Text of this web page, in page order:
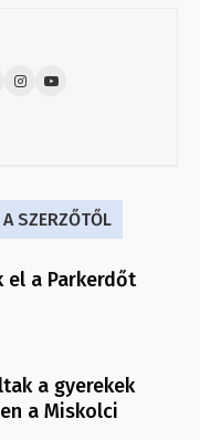
SZERZŐTŐL
el a Parkerdőt
a gyerekek
a Miskolci